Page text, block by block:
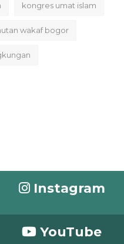
kongres umat islam
wakaf bogor
Instagram
YouTube